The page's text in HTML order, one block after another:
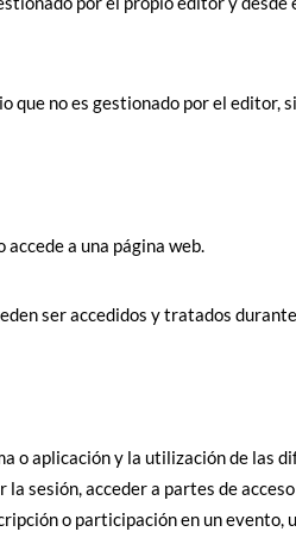
que no es gestionado por el editor,
a una página web.
ser accedidos y tratados
o aplicación y la utilización de las
sesión, acceder a partes de
o participación en un evento,